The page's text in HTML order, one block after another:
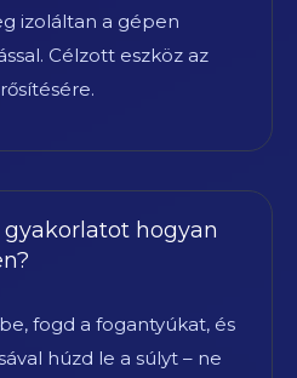
izoláltan a gépen
Célzott eszköz az
gyakorlatot hogyan
fogd a fogantyúkat, és
húzd le a súlyt – ne